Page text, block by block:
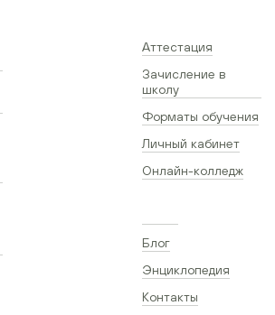
Аттестация
Зачисление в
школу
Форматы обучения
Личный кабинет
Онлайн-колледж
Блог
Энциклопедия
Контакты